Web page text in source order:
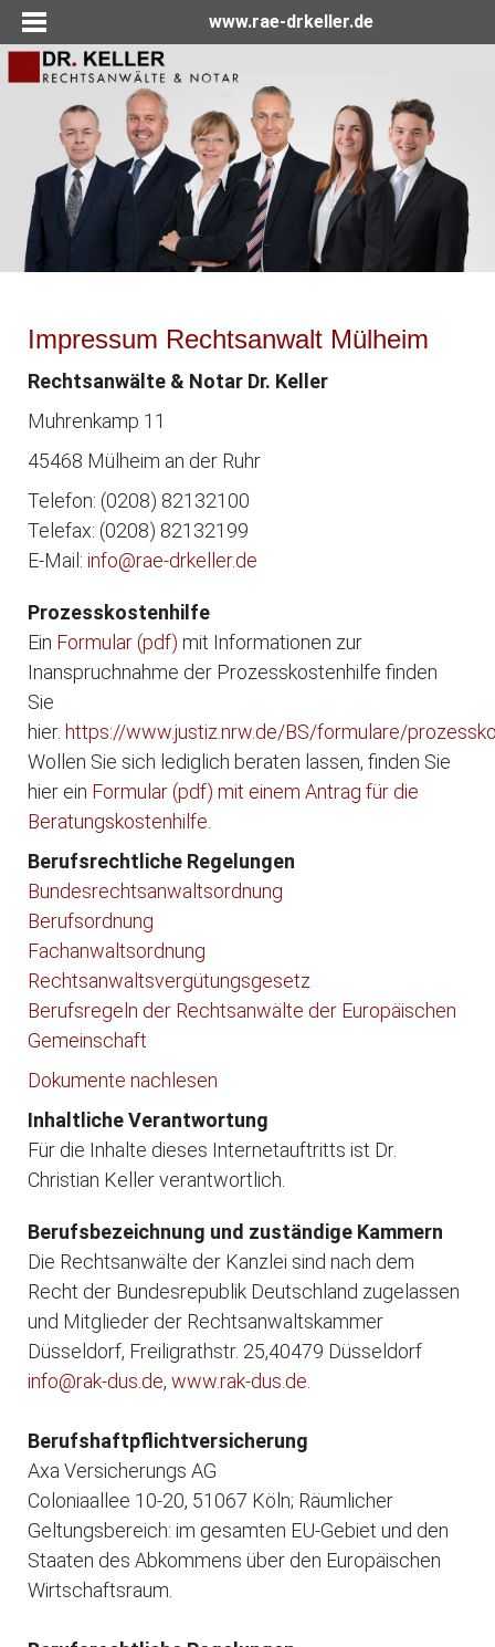
www.rae-drkeller.de
Impressum Rechtsanwalt Mülheim
Rechtsanwälte & Notar Dr. Keller
Muhrenkamp 11
45468 Mülheim an der Ruhr
Telefon: (0208) 82132100
Telefax: (0208) 82132199
E-Mail: info@rae-drkeller.de
Prozesskostenhilfe
Ein Formular (pdf) mit Informationen zur
Inanspruchnahme der Prozesskostenhilfe finden
Sie
hier. https://www.justiz.nrw.de/BS/formulare/
Wollen Sie sich lediglich beraten lassen, finden Sie
hier ein Formular (pdf) mit einem Antrag für die
Beratungskostenhilfe.
Berufsrechtliche Regelungen
Bundesrechtsanwaltsordnung
Berufsordnung
Fachanwaltsordnung
Rechtsanwaltsvergütungsgesetz
Berufsregeln der Rechtsanwälte der Europäischen
Gemeinschaft
Dokumente nachlesen
Inhaltliche Verantwortung
Für die Inhalte dieses Internetauftritts ist Dr.
Christian Keller verantwortlich.
Berufsbezeichnung und zuständige Kammern
Die Rechtsanwälte der Kanzlei sind nach dem
Recht der Bundesrepublik Deutschland zugelassen
und Mitglieder der Rechtsanwaltskammer
Düsseldorf, Freiligrathstr. 25,40479 Düsseldorf
info@rak-dus.de, www.rak-dus.de
Berufshaftpflichtversicherung
Axa Versicherungs AG
Coloniaallee 10-20, 51067 Köln; Räumlicher
Geltungsbereich: im gesamten EU-Gebiet und den
Staaten des Abkommens über den Europäischen
Wirtschaftsraum.